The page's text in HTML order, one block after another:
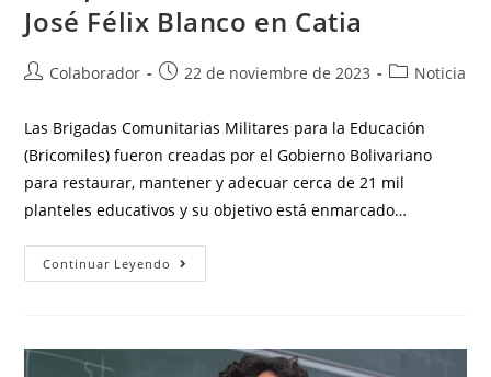
José Félix Blanco en Catia
Colaborador 22 de noviembre de 2023 Noticia
Las Brigadas Comunitarias Militares para la Educación
(Bricomiles) fueron creadas por el Gobierno Bolivariano
para restaurar, mantener y adecuar cerca de 21 mil
planteles educativos y su objetivo está enmarcado…
Continuar Leyendo